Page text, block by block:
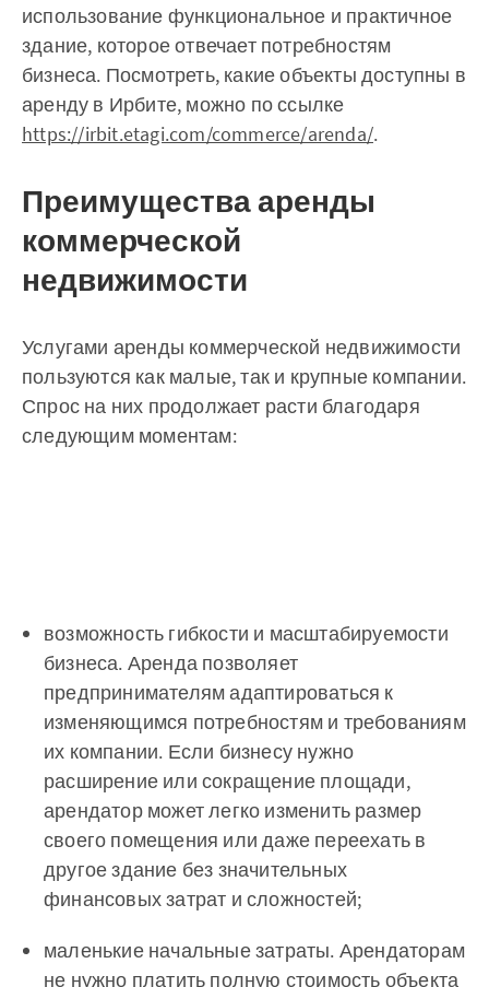
использование функциональное и практичное
здание, которое отвечает потребностям
бизнеса. Посмотреть, какие объекты доступны в
аренду в Ирбите, можно по ссылке
https://irbit.etagi.com/commerce/arenda/.
Преимущества аренды
коммерческой
недвижимости
Услугами аренды коммерческой недвижимости
пользуются как малые, так и крупные компании.
Спрос на них продолжает расти благодаря
следующим моментам:
возможность гибкости и масштабируемости
бизнеса. Аренда позволяет
предпринимателям адаптироваться к
изменяющимся потребностям и требованиям
их компании. Если бизнесу нужно
расширение или сокращение площади,
арендатор может легко изменить размер
своего помещения или даже переехать в
другое здание без значительных
финансовых затрат и сложностей;
маленькие начальные затраты. Арендаторам
не нужно платить полную стоимость объекта